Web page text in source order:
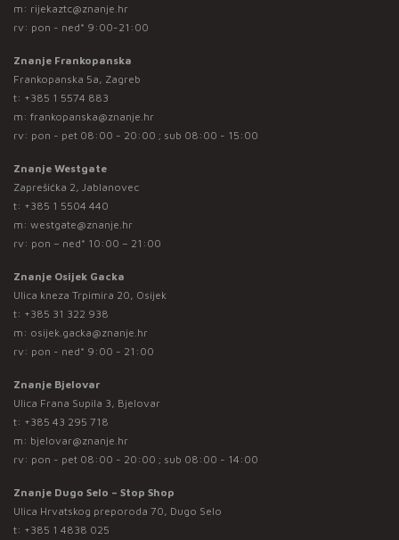
m: rijekaztc@znanje.hr
rv: pon - ned* 9:00-21:00
Znanje Frankopanska
Frankopanska 5a, Zagreb
t: +385 1 5574 883
m: frankopanska@znanje.hr
rv: pon - pet 08:00 - 20:00 ; sub 08:00 - 15:00
Znanje Westgate
Zaprešićka 2, Jablanovec
t: +385 1 5504 440
m: westgate@znanje.hr
rv: pon – ned* 10:00 – 21:00
Znanje Osijek Gacka
Ulica kneza Trpimira 20, Osijek
t: +385 31 322 938
m: osijek.gacka@znanje.hr
rv: pon - ned* 9:00 - 21:00
Znanje Bjelovar
Ulica Frana Supila 3, Bjelovar
t: +385 43 295 718
m: bjelovar@znanje.hr
rv: pon - pet 08:00 - 20:00 ; sub 08:00 - 14:00
Znanje Dugo Selo – Stop Shop
Ulica Hrvatskog preporoda 70, Dugo Selo
t: +385 1 4838 025